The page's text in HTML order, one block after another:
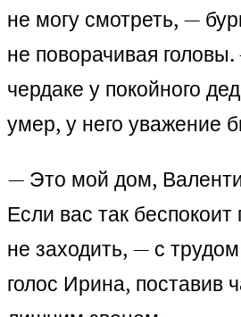
не могу смотреть, —
не поворачивая
чердаке у покойного
умер, у него уважение
— Это мой дом,
Если вас так
не заходить, — с
голос Ирина, поставив